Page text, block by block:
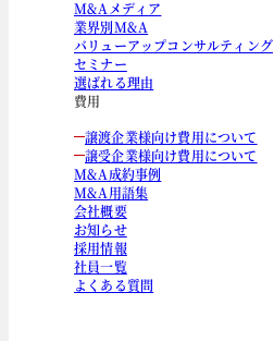
M&Aメディア
業界別M&A
バリューアップコンサルティング
セミナー
選ばれる理由
費用
譲渡企業様向け費用について
譲受企業様向け費用について
M&A成約事例
M&A用語集
会社概要
お知らせ
採用情報
社員一覧
よくある質問